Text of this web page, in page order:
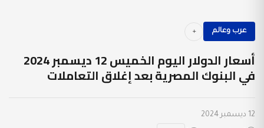
عرب وعالم
أسعار الدولار اليوم الخميس 12 ديسمبر 2024
في البنوك المصرية بعد إغلاق التعاملات
12 ديسمبر 2024